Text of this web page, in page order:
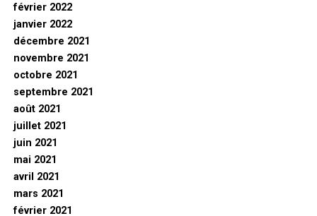
février 2022
janvier 2022
décembre 2021
novembre 2021
octobre 2021
septembre 2021
août 2021
juillet 2021
juin 2021
mai 2021
avril 2021
mars 2021
février 2021